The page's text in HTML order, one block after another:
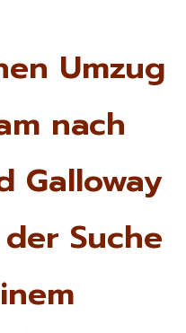
Umzug
nach
Galloway
Suche